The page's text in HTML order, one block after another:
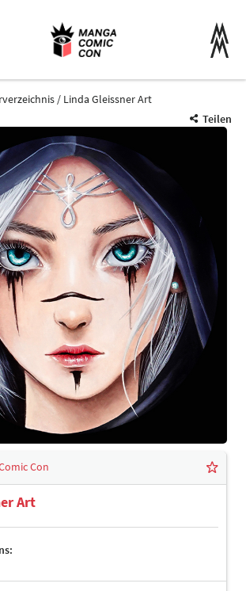
Linda Gleissner Art
Teilen
Con
Art